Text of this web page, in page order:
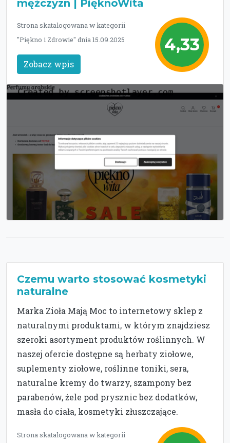
mężczyzn | PięknoWita
4,33
Strona skatalogowana w kategorii
"Piękno i Zdrowie" dnia 15.09.2025
Zobacz wpis
Czemu warto stosować kosmetyki
naturalne
Marka Zioła Mają Moc to internetowy sklep z
naturalnymi produktami, w którym znajdziesz
szeroki asortyment produktów roślinnych. W
naszej ofercie dostępne są herbaty ziołowe,
suplementy ziołowe, roślinne toniki, sera,
naturalne kremy do twarzy, szampony bez
parabenów, żele pod prysznic bez dodatków,
masła do ciała, kosmetyki złuszczające.
Strona skatalogowana w kategorii